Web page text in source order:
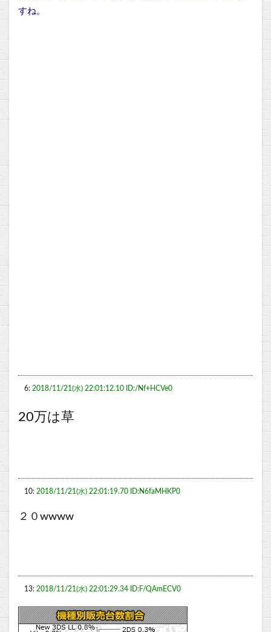
すね。
6: 2018/11/21(水) 22:01:12.10 ID:/Nf+HCVe0
20万は草
10: 2018/11/21(水) 22:01:19.70 ID:N6faMHKP0
２０wwww
13: 2018/11/21(水) 22:01:29.34 ID:F/QAmECV0